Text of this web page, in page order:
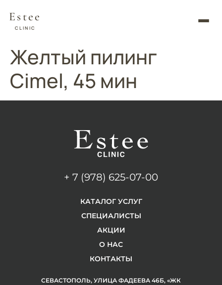
Estee
CLINIC
Желтый пилинг
Cimel, 45 мин
КАТАЛОГ УСЛУГ
СПЕЦИАЛИСТЫ
АКЦИИ
О НАС
КОНТАКТЫ
+ 7 (978) 625-07-00
СЕВАСТОПОЛЬ, УЛИЦА ФАДЕЕВА 46Б, «ЖК